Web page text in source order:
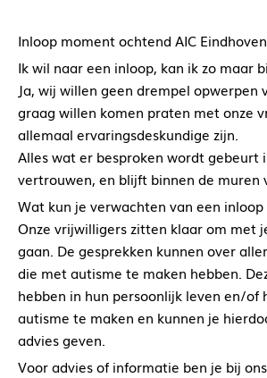
Inloop moment ochtend AIC
Ik wil naar een inloop, kan ik zo maar
Ja, wij willen geen drempel opwerpen
graag willen komen praten met onze
allemaal ervaringsdeskundige zijn.
Alles wat er besproken wordt gebeurt
vertrouwen, en blijft binnen de muren
Wat kun je verwachten van een
Onze vrijwilligers zitten klaar om met
gaan. De gesprekken kunnen over
die met autisme te maken hebben.
hebben in hun persoonlijk leven en/of
autisme te maken en kunnen je
advies geven.
Voor advies of informatie ben je bij